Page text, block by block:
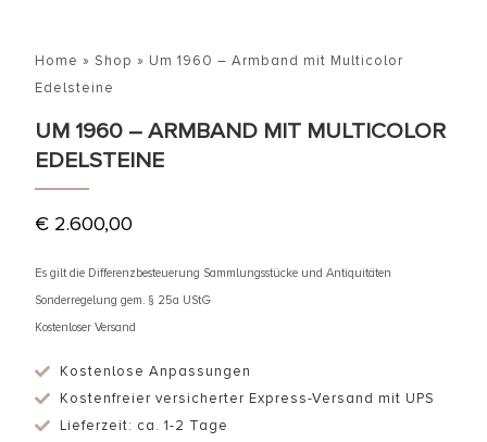
Home » Shop » Um 1960 – Armband mit Multicolor
Edelsteine
UM 1960 – ARMBAND MIT MULTICOLOR
EDELSTEINE
€ 2.600,00
Es gilt die Differenzbesteuerung Sammlungsstücke und Antiquitäten
Sonderregelung gem. § 25a UStG
Kostenloser Versand
Kostenlose Anpassungen
Kostenfreier versicherter Express-Versand mit UPS
Lieferzeit: ca. 1-2 Tage